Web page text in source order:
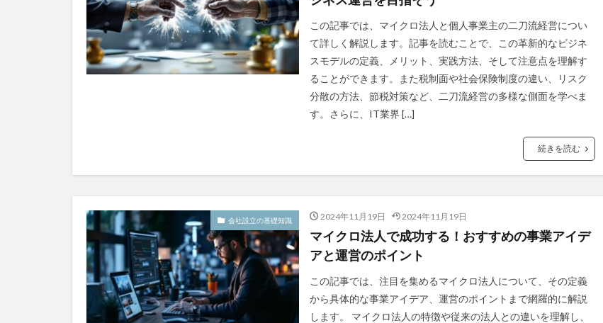
この記事では、マイクロ法人と個人事業主の二刀流経営につい
て詳しく解説します。記事を読むことで、この革新的なビジネ
スモデルの定義、メリット、実践方法、そして注意点を理解す
ることができます。また税制面や社会保険制度の違い、リスク
分散の方法、節税対策など、二刀流経営の多様な側面を学べま
す。さらに、IT業界 […]
続きを読む
会社設立の基礎知識 2024年11月19日 2024年11月19日
マイクロ法人で成功する！おすすめの事業アイデ
アと運営のポイント
この記事では、注目を集めるマイクロ法人について、その定義
から具体的な事業アイデア、運営のポイントまで網羅的に解説
します。 マイクロ法人の特徴や従来の法人との違いを理解し、